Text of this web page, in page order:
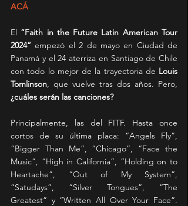
ACÁ
El “Faith in the Future Latin American Tour
2024” empezó el 2 de mayo en Ciudad de
Panamá y el 24 aterriza en Santiago de Chile
con todo lo mejor de la trayectoria de Louis
Tomlinson
¿cuáles serán las canciones?
Principalmente, las del FITF. Hasta once
cortos de su última placa: “Angels Fly”,
“Bigger Than Me”, “Chicago”, “Face the
Music”, “High in California”, “Holding on to
Heartache”, “Out of My System”,
“Satudays”, “Silver Tongues”, “The
Greatest” y “Written All Over Your Face”.